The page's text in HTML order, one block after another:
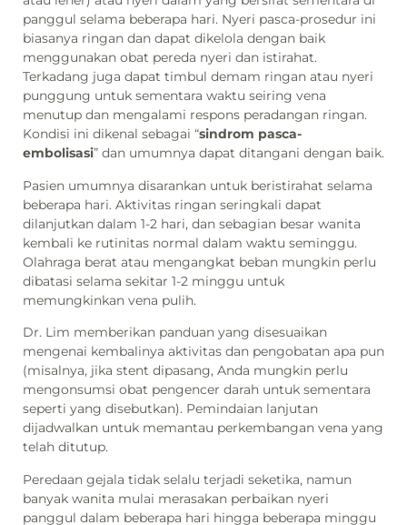
panggul selama beberapa hari. Nyeri pasca-prosedur ini
biasanya ringan dan dapat dikelola dengan baik
menggunakan obat pereda nyeri dan istirahat.
Terkadang juga dapat timbul demam ringan atau nyeri
punggung untuk sementara waktu seiring vena
menutup dan mengalami respons peradangan ringan.
Kondisi ini dikenal sebagai “sindrom pasca-
embolisasi” dan umumnya dapat ditangani dengan baik.
Pasien umumnya disarankan untuk beristirahat selama
beberapa hari. Aktivitas ringan seringkali dapat
dilanjutkan dalam 1-2 hari, dan sebagian besar wanita
kembali ke rutinitas normal dalam waktu seminggu.
Olahraga berat atau mengangkat beban mungkin perlu
dibatasi selama sekitar 1-2 minggu untuk
memungkinkan vena pulih.
Dr. Lim memberikan panduan yang disesuaikan
mengenai kembalinya aktivitas dan pengobatan apa pun
(misalnya, jika stent dipasang, Anda mungkin perlu
mengonsumsi obat pengencer darah untuk sementara
seperti yang disebutkan). Pemindaian lanjutan
dijadwalkan untuk memantau perkembangan vena yang
telah ditutup.
Peredaan gejala tidak selalu terjadi seketika, namun
banyak wanita mulai merasakan perbaikan nyeri
panggul dalam beberapa hari hingga beberapa minggu